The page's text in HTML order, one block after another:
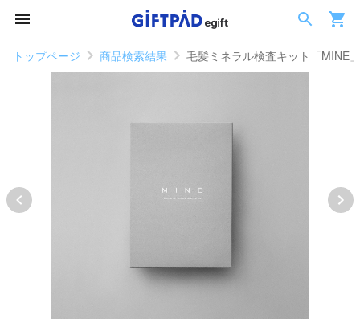
トップページ 商品検索結果 毛髪ミネラル検査キット「MINE